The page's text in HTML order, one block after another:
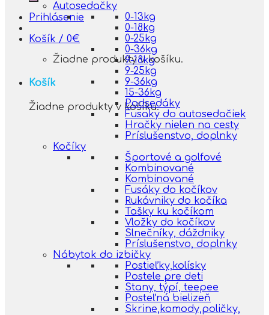
Prihlásenie
Košík / 0€
Žiadne produkty v košíku.
Košík
Žiadne produkty v košíku.
Autosedačky
0-13kg
0-18kg
0-25kg
0-36kg
9-18kg
9-25kg
9-36kg
15-36kg
Podsedáky
Fusaky do autosedačiek
Hračky nielen na cesty
Príslušenstvo, doplnky
Kočíky
Športové a golfové
Kombinované
Kombinované
Fusáky do kočíkov
Rukávniky do kočíka
Tašky ku kočíkom
Vložky do kočíkov
Slnečníky, dáždniky
Príslušenstvo, doplnky
Nábytok do izbičky
Postieľky,kolísky
Postele pre deti
Stany, týpí, teepee
Posteľná bielizeň
Skrine,komody,poličky,